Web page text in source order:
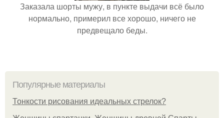
Заказала шорты мужу, в пункте выдачи всё было
нормально, примерил все хорошо, ничего не
предвещало беды.
Популярные материалы
Тонкости рисования идеальных стрелок?